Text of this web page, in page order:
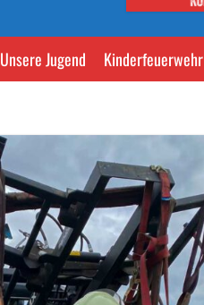
Unsere Jugend Kinderfeuerwehr